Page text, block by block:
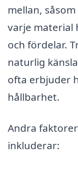
mellan,
varje material
och fördelar.
naturlig
ofta erbjuder
hållbarhet.
Andra
inkluderar: